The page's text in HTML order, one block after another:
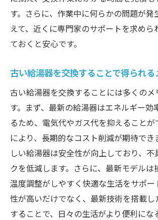
見積もり取得で失敗しない！給湯
コツ
給湯器交換にかかる費用の内訳
複数業者から見積もりを取る
費用を抑えるための賢い選択肢
交換費用を抑えるためのDIY
見積もりの比較ポイントと選
不明瞭な費用項目に注意する
自分で給湯器を取り付ける際の手
アドバイス
給湯器をセルフで取り付ける
取り付け途中でのよくあるトラ
す。さらに、作業中に何らかの問題が発
えて、近くに専門家のサポートを求めら
ておくと安心です。
古い給湯器を交換することで得られ
古い給湯器を交換することには多くのメ
す。まず、最新の給湯器はエネルギー効
るため、電気代やガス代を抑えることが
により、長期的なコスト削減が期待でき
しい給湯器は安全性が向上しており、不
クを低減します。さらに、最新モデルは
温度調整がしやすく快適な生活をサポー
性が高いだけでなく、最新技術を搭載し
することで、日々の生活がより便利にな